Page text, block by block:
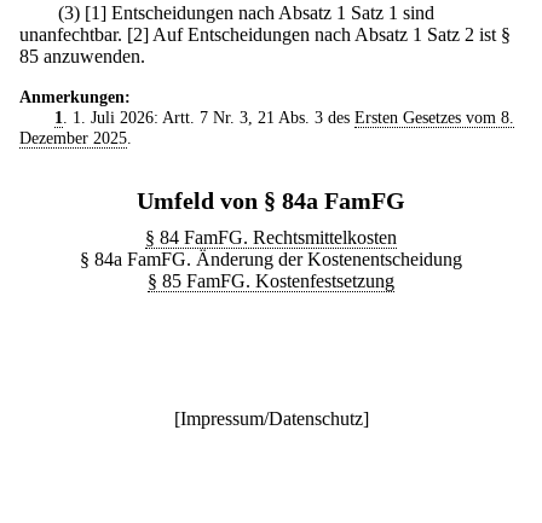
(3) [1] Entscheidungen nach Absatz 1 Satz 1 sind
unanfechtbar. [2] Auf Entscheidungen nach Absatz 1 Satz 2 ist §
85 anzuwenden.
Anmerkungen:
1
. 1. Juli 2026: Artt. 7 Nr. 3, 21 Abs. 3 des Ersten Gesetzes vom 8.
Dezember 2025
Umfeld von § 84a FamFG
§ 84 FamFG. Rechtsmittelkosten
§ 84a FamFG. Änderung der Kostenentscheidung
§ 85 FamFG. Kostenfestsetzung
[Impressum/Datenschutz]